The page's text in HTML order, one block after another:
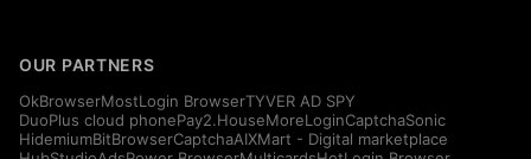
OUR PARTNERS
OkBrowserMostLogin BrowserTYVER AD SPY
DuoPlus cloud phonePay2.HouseMoreLoginCaptchaSonic
HidemiumBitBrowserCaptchaAIXMart - Digital marketplace